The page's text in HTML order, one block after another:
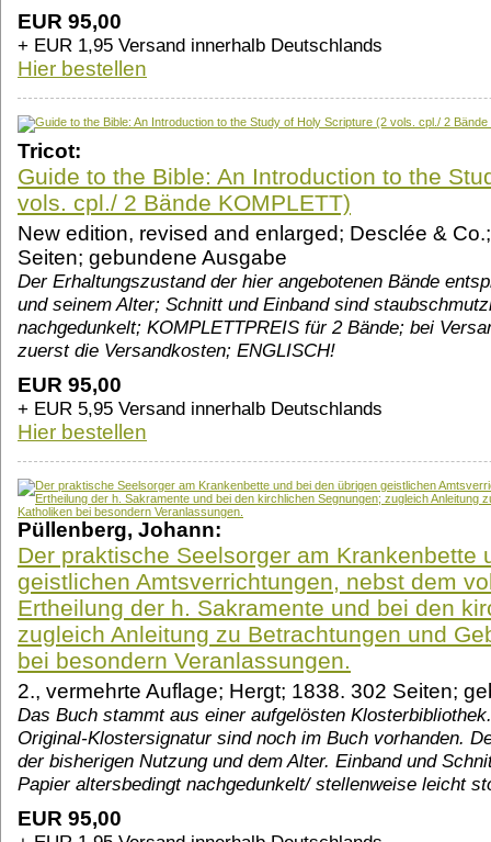
EUR 95,00
+ EUR 1,95 Versand innerhalb Deutschlands
Hier bestellen
Tricot:
Guide to the Bible: An Introduction to the
vols. cpl./ 2 Bände KOMPLETT)
New edition, revised and enlarged; Desclée &
Seiten; gebundene Ausgabe
Der Erhaltungszustand der hier angebotenen Bände
und seinem Alter; Schnitt und Einband sind
nachgedunkelt; KOMPLETTPREIS für 2 Bände; bei
zuerst die Versandkosten; ENGLISCH!
EUR 95,00
+ EUR 5,95 Versand innerhalb Deutschlands
Hier bestellen
Püllenberg, Johann:
Der praktische Seelsorger am Krankenbette
geistlichen Amtsverrichtungen, nebst dem
Ertheilung der h. Sakramente und bei den
zugleich Anleitung zu Betrachtungen und
bei besondern Veranlassungen.
2., vermehrte Auflage; Hergt; 1838. 302 Seiten;
Das Buch stammt aus einer aufgelösten
Original-Klostersignatur sind noch im Buch vorhanden.
der bisherigen Nutzung und dem Alter. Einband und
Papier altersbedingt nachgedunkelt/ stellenweise leicht
EUR 95,00